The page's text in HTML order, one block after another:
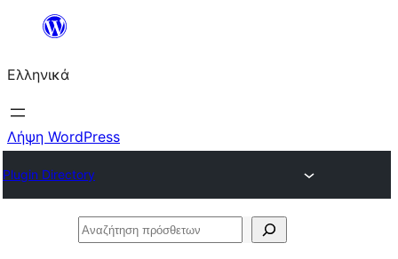
Μετάβαση
περιεχόμενο
Ελληνικά
Λήψη WordPress
Plugin Directory
Αναζήτηση